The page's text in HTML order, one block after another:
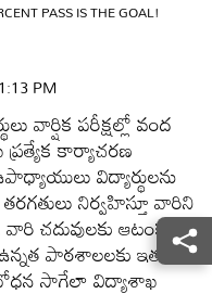
PASS IS THE GOAL!
PM
వార్షిక పరీక్షల్లో వంద
కార్యాచరణ
విద్యార్థులను
తరగతులు నిర్వహిస్తూ వారిని
వారి చదువులకు ఆటంకం
పాఠశాలలకు ఇతర
సాగేలా విద్యాశాఖ